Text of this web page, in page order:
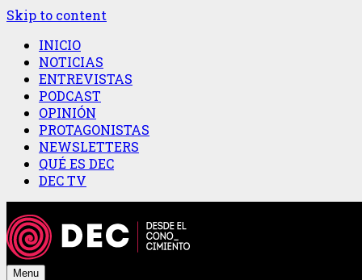
Skip to content
INICIO
NOTICIAS
ENTREVISTAS
PODCAST
OPINIÓN
PROTAGONISTAS
NEWSLETTERS
QUÉ ES DEC
DEC TV
Menu